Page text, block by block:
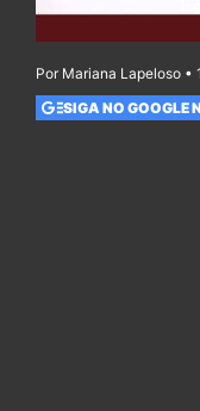
Por Mariana Lapeloso •
SIGA NO GOOGLE